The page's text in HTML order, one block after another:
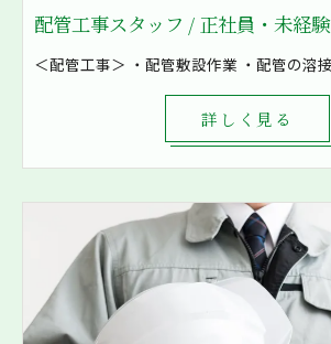
配管工事スタッフ / 正社員・未経験
詳しく見る